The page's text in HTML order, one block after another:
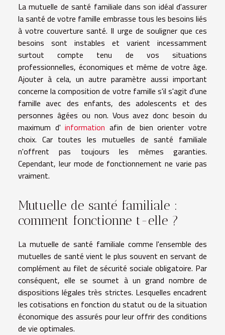
La mutuelle de santé familiale dans son idéal d'assurer
la santé de votre famille embrasse tous les besoins liés
à votre couverture santé. Il urge de souligner que ces
besoins sont instables et varient incessamment
surtout compte tenu de vos situations
professionnelles, économiques et même de votre âge.
Ajouter à cela, un autre paramètre aussi important
concerne la composition de votre famille s'il s'agit d'une
famille avec des enfants, des adolescents et des
personnes âgées ou non. Vous avez donc besoin du
maximum d'information afin de bien orienter votre
choix. Car toutes les mutuelles de santé familiale
n'offrent pas toujours les mêmes garanties.
Cependant, leur mode de fonctionnement ne varie pas
vraiment.
Mutuelle de santé familiale :
comment fonctionne t-elle ?
La mutuelle de santé familiale comme l'ensemble des
mutuelles de santé vient le plus souvent en servant de
complément au filet de sécurité sociale obligatoire. Par
conséquent, elle se soumet à un grand nombre de
dispositions légales très strictes. Lesquelles encadrent
les cotisations en fonction du statut ou de la situation
économique des assurés pour leur offrir des conditions
de vie optimales.